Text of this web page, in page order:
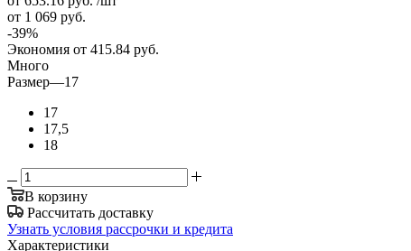
от 1 069 руб.
-39%
Экономия от 415.84 руб.
Много
Размер—17
17
17,5
18
В корзину
Рассчитать доставку
Узнать условия рассрочки и кредита
Характеристики